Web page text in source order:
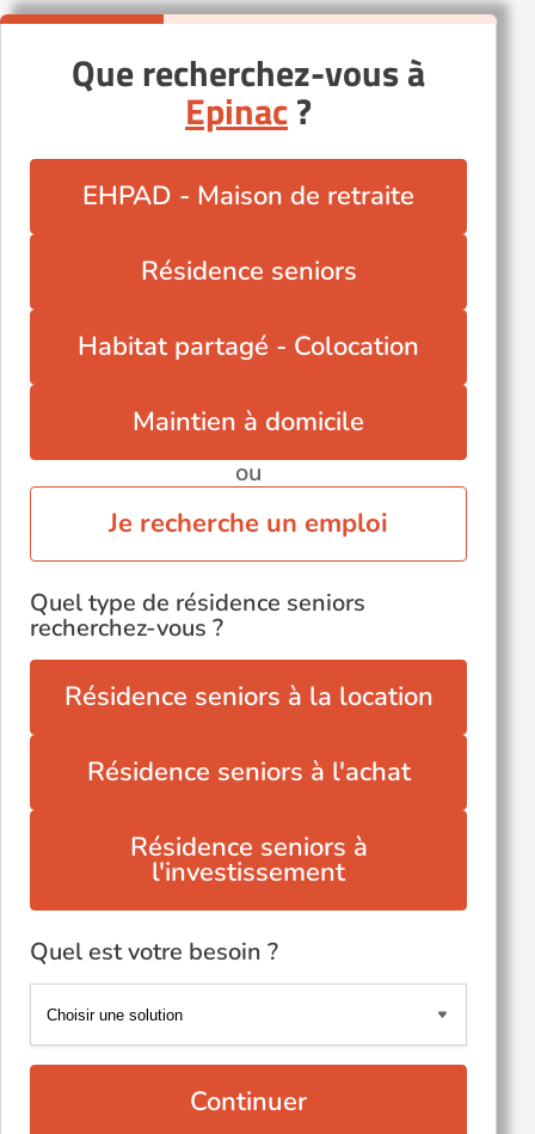
Que recherchez-vous à
Epinac?
EHPAD - Maison de retraite
Résidence seniors
Habitat partagé - Colocation
Maintien à domicile
ou
Je recherche un emploi
Quel type de résidence seniors
recherchez-vous ?
Résidence seniors à la location
Résidence seniors à l'achat
Résidence seniors à
l'investissement
Quel est votre besoin ?
Continuer